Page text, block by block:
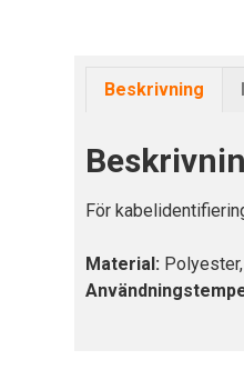
Beskrivning
För
Material: